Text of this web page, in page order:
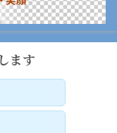
ます